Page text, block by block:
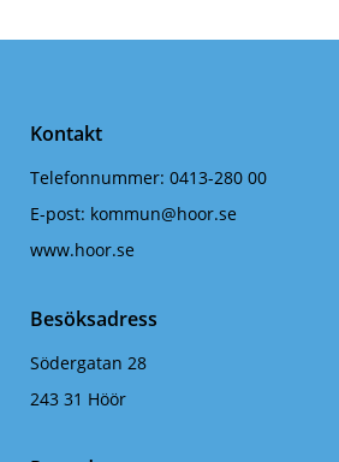
Kontakt
Telefonnummer: 0413-280 00
E-post: kommun@hoor.se
www.hoor.se
Besöksadress
Södergatan 28
243 31 Höör